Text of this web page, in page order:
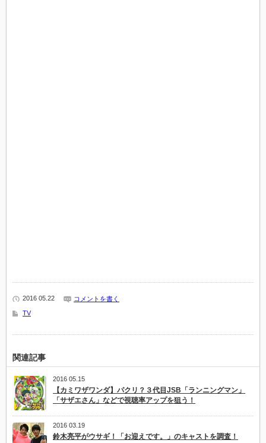
2016 05.22
コメントを書く
TV
関連記事
2016 05.15
【カミワザワンダ】パクリ？３代目JSB「ランニングマン」
「サザエさん」などで視聴率アップを狙う！
2016 03.19
鈴木亮平がウサギ！「お迎えです。」のキャストを調査！